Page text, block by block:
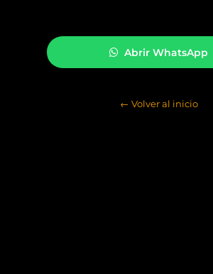
Abrir WhatsApp
← Volver al inicio